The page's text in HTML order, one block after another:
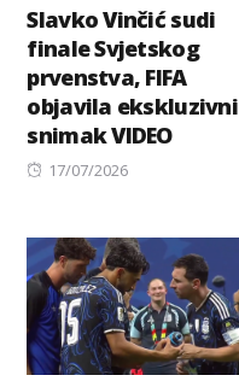
Slavko Vinčić sudi
finale Svjetskog
prvenstva, FIFA
objavila ekskluzivni
snimak VIDEO
Posted
17/07/2026